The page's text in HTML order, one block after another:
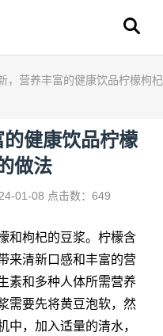
，营养丰富的健康饮品柠檬枸杞
的健康饮品柠檬
做法
01-08 点击数：649
和枸杞的豆浆。柠檬含
来清新口感和丰富的营
素和多种人体所需营养
需要先将黄豆泡软，然
中，加入适量的清水，